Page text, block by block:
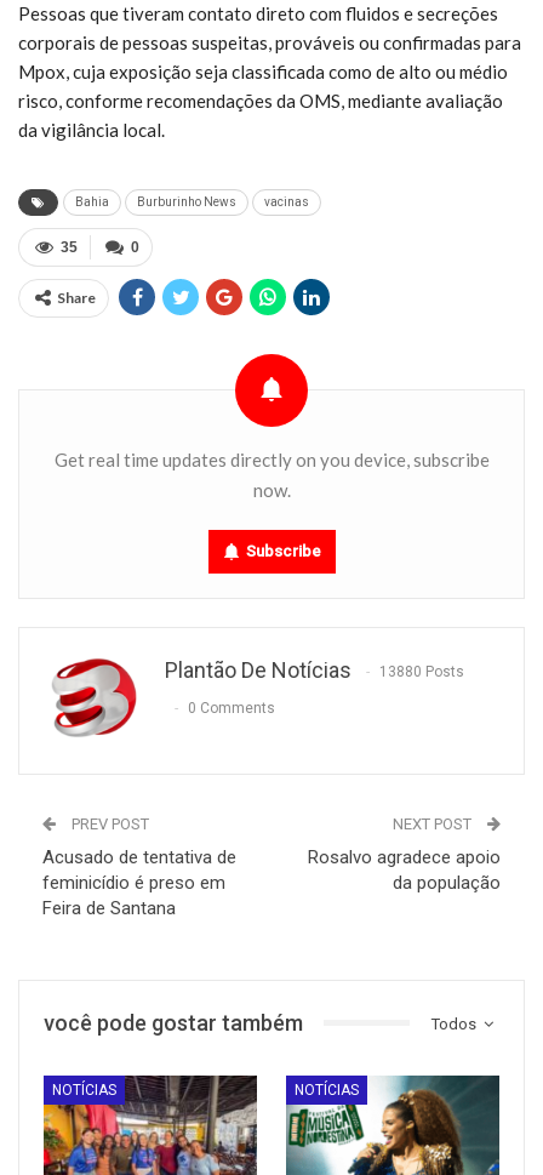
Pessoas que tiveram contato direto com fluidos e secreções
corporais de pessoas suspeitas, prováveis ou confirmadas para
Mpox, cuja exposição seja classificada como de alto ou médio
risco, conforme recomendações da OMS, mediante avaliação
da vigilância local.
Bahia Burburinho News vacinas
0
35
Share
Get real time updates directly on you device, subscribe
now.
Subscribe
Plantão De Notícias 13880 Posts
0 Comments
PREV POST
Acusado de tentativa de
feminicídio é preso em
Feira de Santana
NEXT POST
Rosalvo agradece apoio
da população
Todos
você pode gostar também
NOTÍCIAS NOTÍCIAS